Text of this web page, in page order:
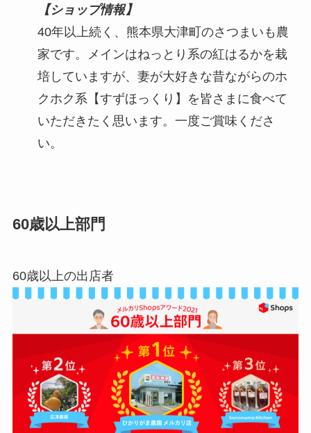
【ショップ情報】
40年以上続く、熊本県大津町のさつまいも農
家です。メインはねっとり系の紅はるかを栽
培していますが、妻が大好きな昔ながらのホ
クホク系【すずほっくり】を皆さまに食べて
いただきたく思います。一度ご賞味くださ
い。
60歳以上部門
60歳以上の出店者